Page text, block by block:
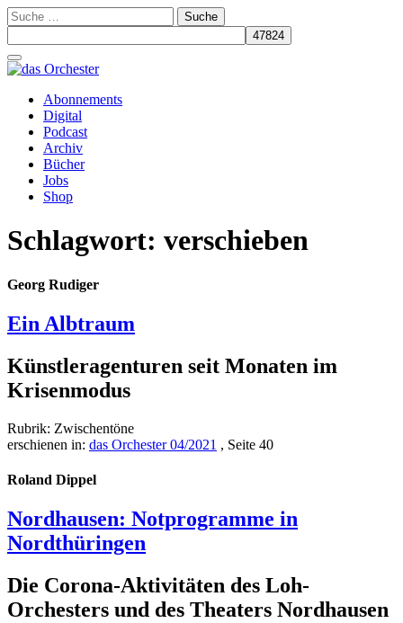
Suche
nach:
Schalte
Navigation
Zum
Inhalt
springen
Abonnements
Digital
Podcast
Archiv
Bücher
Jobs
Shop
Schlagwort: verschieben
Georg Rudiger
Ein Albtraum
Künstleragenturen seit Monaten im
Krisenmodus
Rubrik: Zwischentöne
erschienen in: das Orchester 04/2021 , Seite 40
Roland Dippel
Nordhausen: Notprogramme in
Nordthüringen
Die Corona-Aktivitäten des Loh-
Orchesters und des Theaters Nordhausen